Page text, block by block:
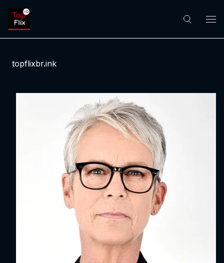
topflixbr.ink